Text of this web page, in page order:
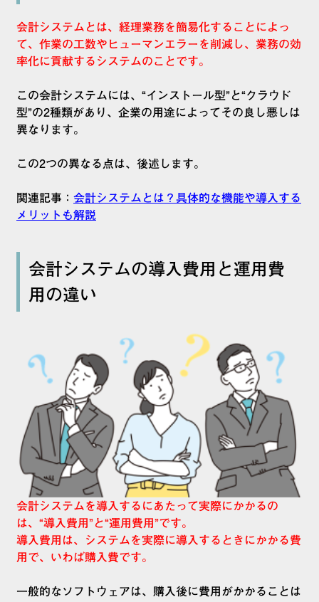
会計システムとは、経理業務を簡易化することによっ
て、作業の工数やヒューマンエラーを削減し、業務の効
率化に貢献するシステムのことです。
この会計システムには、“インストール型”と“クラウド
型”の2種類があり、企業の用途によってその良し悪しは
異なります。
この2つの異なる点は、後述します。
関連記事： 会計システムとは？具体的な機能や導入する
メリットも解説
会計システムの導入費用と運用費
用の違い
会計システムを導入するにあたって実際にかかるの
は、“導入費用”と“運用費用”です。
導入費用は、システムを実際に導入するときにかかる費
用で、いわば購入費です。
一般的なソフトウェアは、購入後に費用がかかることは